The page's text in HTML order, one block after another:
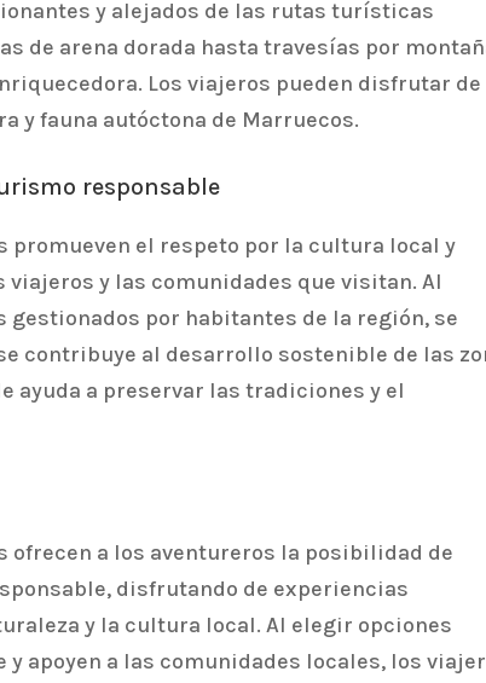
y alejados de las rutas turísticas
de arena dorada hasta travesías por
Los viajeros pueden disfrutar de
y fauna autóctona de Marruecos.
responsable
promueven el respeto por la cultura local y
y las comunidades que visitan. Al
por habitantes de la región, se
contribuye al desarrollo sostenible de las
ayuda a preservar las tradiciones y el
ofrecen a los aventureros la posibilidad de
disfrutando de experiencias
y la cultura local. Al elegir opciones
apoyen a las comunidades locales, los